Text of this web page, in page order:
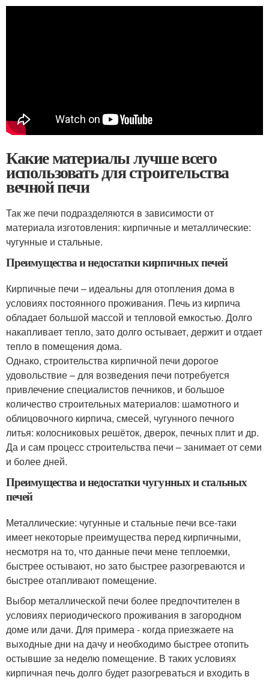
Какие материалы лучше всего
использовать для строительства
вечной печи
Так же печи подразделяются в зависимости от
материала изготовления: кирпичные и металлические:
чугунные и стальные.
Преимущества и недостатки кирпичных печей
Кирпичные печи – идеальны для отопления дома в
условиях постоянного проживания. Печь из кирпича
обладает большой массой и тепловой емкостью. Долго
накапливает тепло, зато долго остывает, держит и отдает
тепло в помещения дома.
Однако, строительства кирпичной печи дорогое
удовольствие – для возведения печи потребуется
привлечение специалистов печников, и большое
количество строительных материалов: шамотного и
облицовочного кирпича, смесей, чугунного печного
литья: колосниковых решёток, дверок, печных плит и др.
Да и сам процесс строительства печи – занимает от семи
и более дней.
Преимущества и недостатки чугунных и стальных
печей
Металлические: чугунные и стальные печи все-таки
имеет некоторые преимущества перед кирпичными,
несмотря на то, что данные печи мене теплоемки,
быстрее остывают, но зато быстрее разогреваются и
быстрее отапливают помещение.
Выбор металлической печи более предпочтителен в
условиях периодического проживания в загородном
доме или дачи. Для примера - когда приезжаете на
выходные дни на дачу и необходимо быстрее отопить
остывшие за неделю помещение. В таких условиях
кирпичная печь долго будет разогреваться и входить в